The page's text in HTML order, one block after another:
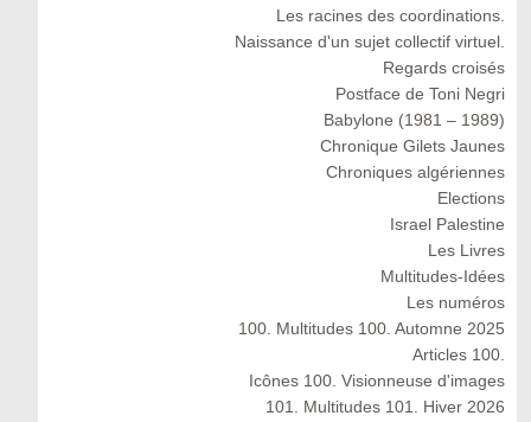
Les racines des coordinations.
Naissance d'un sujet collectif virtuel.
Regards croisés
Postface de Toni Negri
Babylone (1981 – 1989)
Chronique Gilets Jaunes
Chroniques algériennes
Elections
Israel Palestine
Les Livres
Multitudes-Idées
Les numéros
100. Multitudes 100. Automne 2025
Articles 100.
Icônes 100. Visionneuse d'images
101. Multitudes 101. Hiver 2026